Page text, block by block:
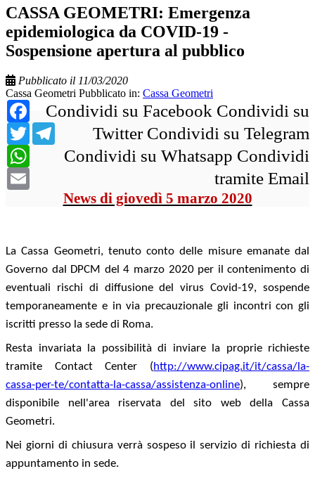
CASSA GEOMETRI: Emergenza
epidemiologica da COVID-19 -
Sospensione apertura al pubblico
Pubblicato il 11/03/2020
Cassa Geometri Pubblicato in: Cassa Geometri
Condividi su Facebook
Facebook
Condividi su
Twitter
Twitter Condividi su Telegram
Telegram
Condividi su Whatsapp
WhatsApp
Condividi
tramite Email
News di giovedì 5 marzo 2020
La Cassa Geometri, tenuto conto delle misure emanate dal
Governo dal DPCM del 4 marzo 2020 per il contenimento di
eventuali rischi di diffusione del virus Covid-19, sospende
temporaneamente e in via precauzionale gli incontri con gli
iscritti presso la sede di Roma.
Resta invariata la possibilità di inviare la proprie richieste
tramite Contact Center (http://www.cipag.it/it/cassa/la-
cassa-per-te/contatta-la-cassa/assistenza-online), sempre
disponibile nell'area riservata del sito web della Cassa
Geometri.
Nei giorni di chiusura verrà sospeso il servizio di richiesta di
appuntamento in sede.